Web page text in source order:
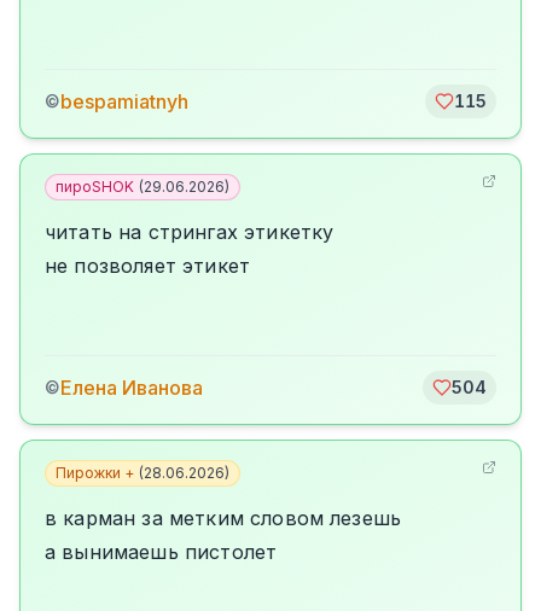
©bespamiatnyh 115
пироSHOK (29.06.2026)
читать на стрингах этикетку
не позволяет этикет
©Елена Иванова 504
Пирожки + (28.06.2026)
в карман за метким словом лезешь
а вынимаешь пистолет